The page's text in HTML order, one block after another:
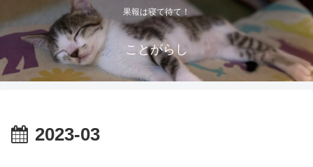
果報は寝て待て！
ことがらし
2023-03